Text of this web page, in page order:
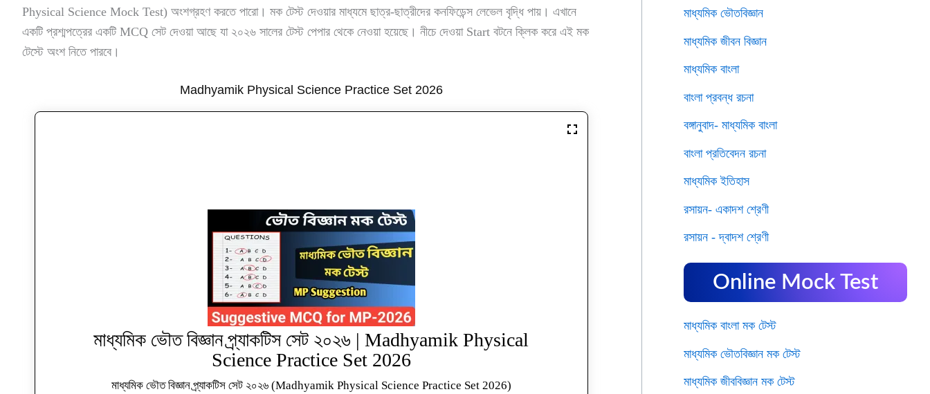
Physical Science Mock Test) অংশগ্রহণ করতে পারো। মক টেস্ট দেওয়ার মাধ্যমে ছাত্র-ছাত্রীদের কনফিডেন্স লেভেল বৃদ্ধি পায়। এখানে
একটি প্রশ্মপত্রের একটি MCQ সেট দেওয়া আছে যা ২০২৬ সালের টেস্ট পেপার থেকে নেওয়া হয়েছে। নীচে দেওয়া Start বটনে ক্লিক করে এই মক
টেস্টে অংশ নিতে পারবে।
Madhyamik Physical Science Practice Set 2026
মাধ্যমিক ভৌত বিজ্ঞান প্র্যাকটিস সেট ২০২৬ | Madhyamik Physical
Science Practice Set 2026
মাধ্যমিক ভৌত বিজ্ঞান প্র্যাকটিস সেট ২০২৬ (Madhyamik Physical Science Practice Set 2026)
মাধ্যমিক ভৌতবিজ্ঞান
মাধ্যমিক জীবন বিজ্ঞান
মাধ্যমিক বাংলা
বাংলা প্রবন্ধ রচনা
বঙ্গানুবাদ- মাধ্যমিক বাংলা
বাংলা প্রতিবেদন রচনা
মাধ্যমিক ইতিহাস
রসায়ন- একাদশ শ্রেণী
রসায়ন - দ্বাদশ শ্রেণী
Online Mock Test
মাধ্যমিক বাংলা মক টেস্ট
মাধ্যমিক ভৌতবিজ্ঞান মক টেস্ট
মাধ্যমিক জীববিজ্ঞান মক টেস্ট